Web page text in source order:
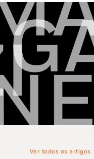
Ver todos os artigos